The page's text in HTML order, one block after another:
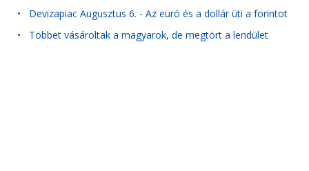
• Devizapiac Augusztus 6. - Az euró és a dollár üti a forintot
• Többet vásároltak a magyarok, de megtört a lendület